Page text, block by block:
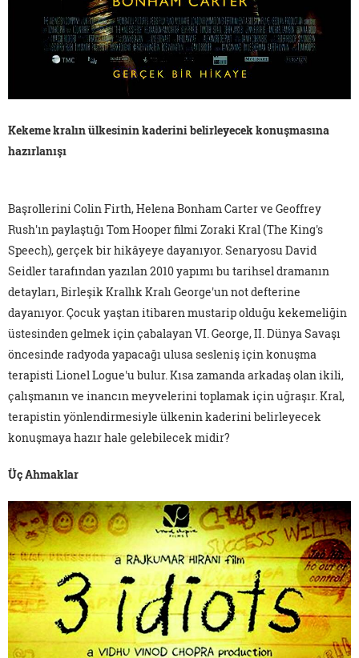
Kekeme kralın ülkesinin kaderini belirleyecek konuşmasına
hazırlanışı
Başrollerini Colin Firth, Helena Bonham Carter ve Geoffrey
Rush'ın paylaştığı Tom Hooper filmi Zoraki Kral (The King's
Speech), gerçek bir hikâyeye dayanıyor. Senaryosu David
Seidler tarafından yazılan 2010 yapımı bu tarihsel dramanın
detayları, Birleşik Krallık Kralı George'un not defterine
dayanıyor. Çocuk yaştan itibaren mustarip olduğu kekemeliğin
üstesinden gelmek için çabalayan VI. George, II. Dünya Savaşı
öncesinde radyoda yapacağı ulusa sesleniş için konuşma
terapisti Lionel Logue'u bulur. Kısa zamanda arkadaş olan ikili,
çalışmanın ve inancın meyvelerini toplamak için uğraşır. Kral,
terapistin yönlendirmesiyle ülkenin kaderini belirleyecek
konuşmaya hazır hale gelebilecek midir?
Üç Ahmaklar